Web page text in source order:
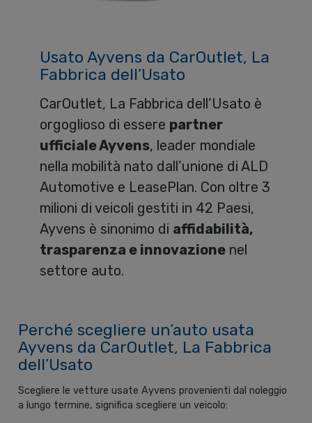
Usato Ayvens da CarOutlet, La
Fabbrica dell’Usato
CarOutlet, La Fabbrica dell’Usato è
orgoglioso di essere partner
ufficiale Ayvens, leader mondiale
nella mobilità nato dall’unione di ALD
Automotive e LeasePlan. Con oltre 3
milioni di veicoli gestiti in 42 Paesi,
Ayvens è sinonimo di affidabilità,
trasparenza e innovazione nel
settore auto.
Perché scegliere un’auto usata
Ayvens da CarOutlet, La Fabbrica
dell’Usato
Scegliere le vetture usate Ayvens provenienti dal noleggio
a lungo termine, significa scegliere un veicolo: